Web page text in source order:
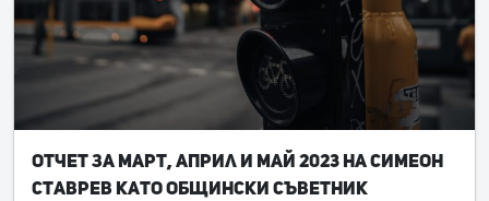
Отчет за март, април и май 2023 на Симеон
Ставрев като общински съветник